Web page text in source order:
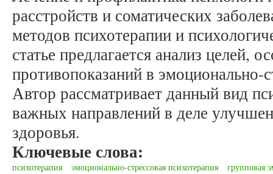
расстройств и соматических
методов психотерапии и
статье предлагается анализ целей,
противопоказаний в эмоционально-
Автор рассматривает данный вид
важных направлений в деле
здоровья.
Ключевые слова:
психотерапия эмоционально-стрессовая психотерапия групповая